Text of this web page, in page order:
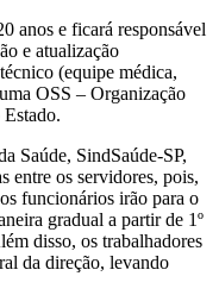
anos e ficará responsável
e atualização
(equipe médica,
OSS – Organização
Saúde, SindSaúde-SP,
entre os servidores, pois,
funcionários irão para o
gradual a partir de 1º
disso, os trabalhadores
da direção, levando